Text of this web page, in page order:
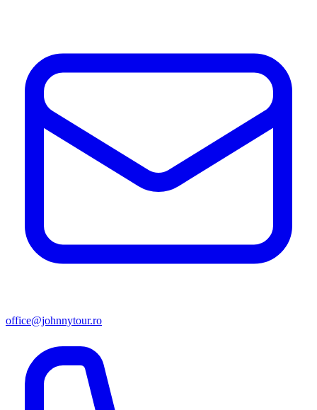
office@johnnytour.ro